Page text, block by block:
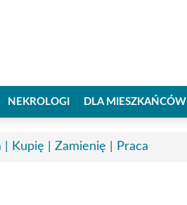
NEKROLOGI DLA MIESZKAŃCÓW
| Kupię | Zamienię | Praca